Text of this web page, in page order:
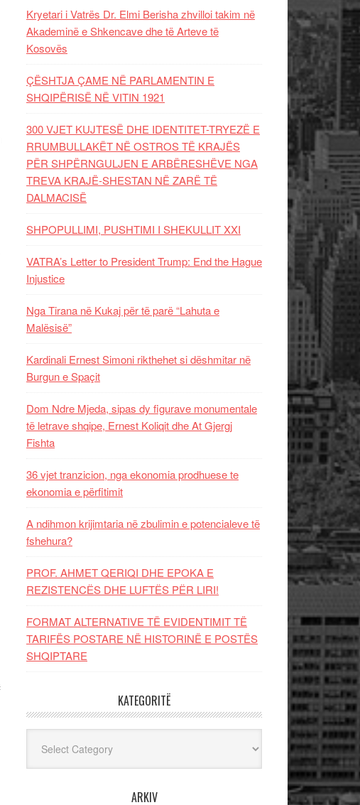
Kryetari i Vatrës Dr. Elmi Berisha zhvilloi takim në
Akademinë e Shkencave dhe të Arteve të
Kosovës
ÇËSHTJA ÇAME NË PARLAMENTIN E
SHQIPËRISË NË VITIN 1921
300 VJET KUJTESË DHE IDENTITET-TRYEZË E
RRUMBULLAKËT NË OSTROS TË KRAJËS
PËR SHPËRNGULJEN E ARBËRESHËVE NGA
TREVA KRAJË-SHESTAN NË ZARË TË
DALMACISË
SHPOPULLIMI, PUSHTIMI I SHEKULLIT XXI
VATRA’s Letter to President Trump: End the Hague
Injustice
Nga Tirana në Kukaj për të parë “Lahuta e
Malësisë”
Kardinali Ernest Simoni rikthehet si dëshmitar në
Burgun e Spaçit
Dom Ndre Mjeda, sipas dy figurave monumentale
të letrave shqipe, Ernest Koliqit dhe At Gjergj
Fishta
36 vjet tranzicion, nga ekonomia prodhuese te
ekonomia e përfitimit
A ndihmon krijimtaria në zbulimin e potencialeve të
fshehura?
PROF. AHMET QERIQI DHE EPOKA E
REZISTENCЁS DHE LUFTЁS PЁR LIRI!
FORMAT ALTERNATIVE TË EVIDENTIMIT TË
TARIFËS POSTARE NË HISTORINË E POSTËS
SHQIPTARE
KATEGORITË
ARKIV